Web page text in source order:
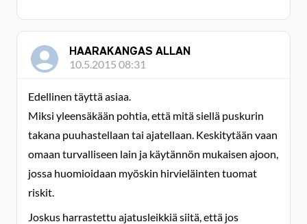
HAARAKANGAS ALLAN
10.5.2015 08:31
Edellinen täyttä asiaa.
Miksi yleensäkään pohtia, että mitä siellä puskurin
takana puuhastellaan tai ajatellaan. Keskitytään vaan
omaan turvalliseen lain ja käytännön mukaisen ajoon,
jossa huomioidaan myöskin hirvieläinten tuomat
riskit.
Joskus harrastettu ajatusleikkiä siitä, että jos